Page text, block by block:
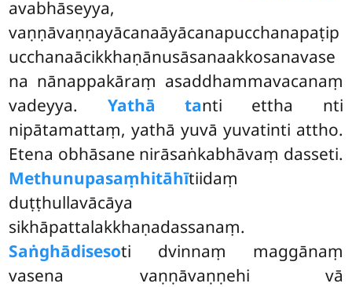
avabhāseyya,
vaṇṇāvaṇṇayācanaāyācanapucchanapaṭip
ucchanaācikkhaṇānusāsanaakkosanavase
na nānappakāraṃ asaddhammavacanaṃ
vadeyya. Yathā tanti ettha nti
nipātamattaṃ, yathā yuvā yuvatinti attho.
Etena obhāsane nirāsaṅkabhāvaṃ dasseti.
Methunupasaṃhitāhītiidaṃ
duṭṭhullavācāya
sikhāpattalakkhaṇadassanaṃ.
Saṅghādisesoti dvinnaṃ maggānaṃ
vasena vaṇṇāvaṇṇehi vā